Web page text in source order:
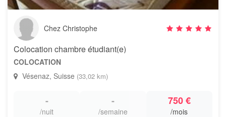
Chez Christophe
Colocation chambre étudiant(e)
COLOCATION
Vésenaz, Suisse (33,02 km)
-
/nuit
-
/semaine
750 €
/mois